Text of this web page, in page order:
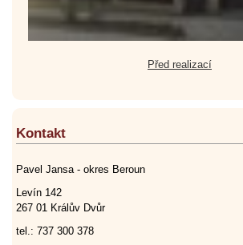
Před realizací
Kontakt
Pavel Jansa - okres Beroun
Levín 142
267 01 Králův Dvůr
tel.: 737 300 378